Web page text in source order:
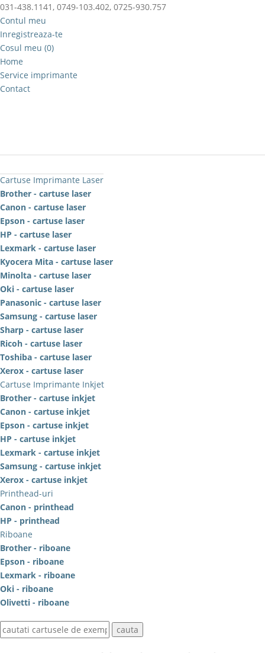
031-438.1141, 0749-103.402, 0725-930.757
Contul meu
Inregistreaza-te
Cosul meu (0)
Home
Service imprimante
Contact
Cartuse Imprimante Laser
Brother - cartuse laser
Canon - cartuse laser
Epson - cartuse laser
HP - cartuse laser
Lexmark - cartuse laser
Kyocera Mita - cartuse laser
Minolta - cartuse laser
Oki - cartuse laser
Panasonic - cartuse laser
Samsung - cartuse laser
Sharp - cartuse laser
Ricoh - cartuse laser
Toshiba - cartuse laser
Xerox - cartuse laser
Cartuse Imprimante Inkjet
Brother - cartuse inkjet
Canon - cartuse inkjet
Epson - cartuse inkjet
HP - cartuse inkjet
Lexmark - cartuse inkjet
Samsung - cartuse inkjet
Xerox - cartuse inkjet
Printhead-uri
Canon - printhead
HP - printhead
Riboane
Brother - riboane
Epson - riboane
Lexmark - riboane
Oki - riboane
Olivetti - riboane